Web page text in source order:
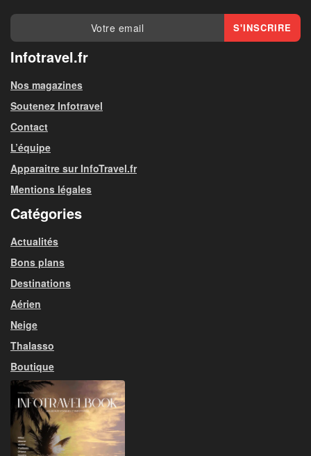
Infotravel.fr
Nos magazines
Soutenez Infotravel
Contact
L’équipe
Apparaitre sur InfoTravel.fr
Mentions légales
Catégories
Actualités
Bons plans
Destinations
Aérien
Neige
Thalasso
Boutique